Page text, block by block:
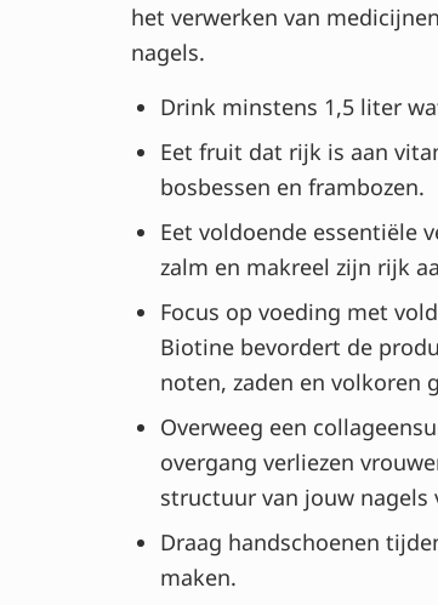
het verwerken van
nagels.
Drink minstens 1,5 liter
Eet fruit dat rijk is aan
bosbessen en frambozen.
Eet voldoende essentiële
zalm en makreel zijn rijk
Focus op voeding met
Biotine bevordert de
noten, zaden en volkoren
Overweeg een
overgang verliezen
structuur van jouw nagels
Draag handschoenen
maken.